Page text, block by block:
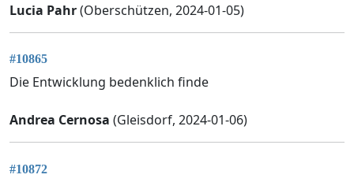
Lucia Pahr(Oberschützen, 2024-01-05)
#10865
Die Entwicklung bedenklich finde
Andrea Cernosa (Gleisdorf, 2024-01-06)
#10872